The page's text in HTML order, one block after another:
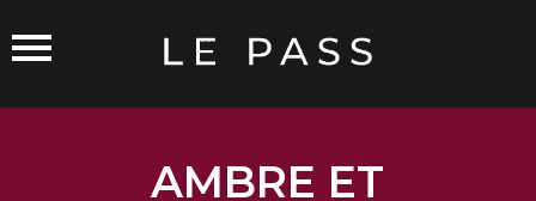
AMBRE ET